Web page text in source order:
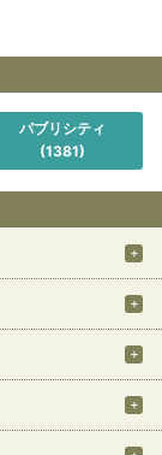
パブリシティ
(1381)